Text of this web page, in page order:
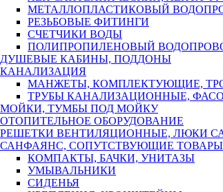
МЕТАЛЛОПЛАСТИКОВЫЙ
РЕЗЬБОВЫЕ ФИТИНГИ
СЧЕТЧИКИ ВОДЫ
ПОЛИПРОПИЛЕНОВЫЙ
ДУШЕВЫЕ КАБИНЫ, ПОДДОНЫ
КАНАЛИЗАЦИЯ
МАНЖЕТЫ, КОМПЛЕКТУЮЩИЕ,
ТРУБЫ КАНАЛИЗАЦИОННЫЕ,
МОЙКИ, ТУМБЫ ПОД МОЙКУ
ОТОПИТЕЛЬНОЕ ОБОРУДОВАНИЕ
РЕШЕТКИ ВЕНТИЛЯЦИОННЫЕ, ЛЮКИ
САНФАЯНС, СОПУТСТВУЮЩИЕ
КОМПАКТЫ, БАЧКИ, УНИТАЗЫ
УМЫВАЛЬНИКИ
СИДЕНЬЯ